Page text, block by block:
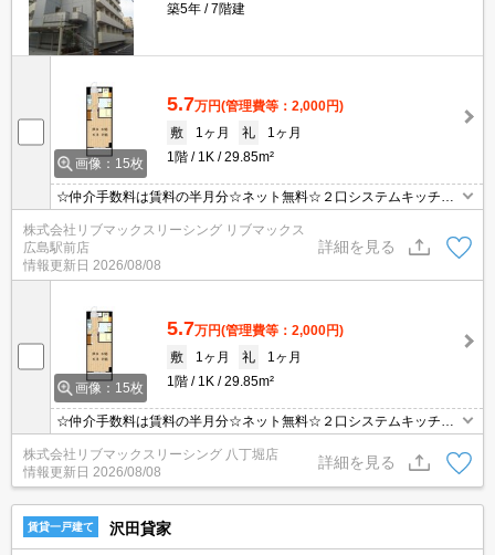
築5年 7階建
画像：15枚
5.7万円(管理費等：2,000円)
敷
1ヶ月 礼
1ヶ月
1階
1K 29.85m²
☆仲介手数料は賃料の半月分☆ネット無料☆２口システムキッチン
や浴室乾燥機など人気の室内設備充実してます☆モニター付きオー
トロックで防犯面も安心です☆近隣にスーパーやコンビニがあり住
環境良好です☆便利な宅配ボックスあり☆彡
株式会社リブマックスリーシング リブマックス
広島駅前店
情報更新日 2026/08/08
詳細を見る
画像：15枚
5.7万円(管理費等：2,000円)
敷
1ヶ月 礼
1ヶ月
1階
1K 29.85m²
☆仲介手数料は賃料の半月分☆ネット無料☆２口システムキッチン
や浴室乾燥機など人気の室内設備充実してます☆モニター付きオー
トロックで防犯面も安心です☆近隣にスーパーやコンビニがあり住
環境良好です☆便利な宅配ボックスあり☆彡
株式会社リブマックスリーシング 八丁堀店
情報更新日 2026/08/08
詳細を見る
賃貸一戸建て 沢田貸家